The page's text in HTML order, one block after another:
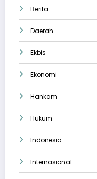
Berita
Daerah
Ekbis
Ekonomi
Hankam
Hukum
Indonesia
Internasional